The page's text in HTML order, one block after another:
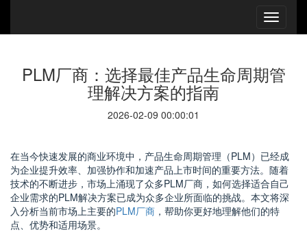
PLM厂商：选择最佳产品生命周期管
理解决方案的指南
2026-02-09 00:00:01
在当今快速发展的商业环境中，产品生命周期管理（PLM）已经成
为企业提升效率、加强协作和加速产品上市时间的重要方法。随着
技术的不断进步，市场上涌现了众多PLM厂商，如何选择适合自己
企业需求的PLM解决方案已成为众多企业所面临的挑战。本文将深
入分析当前市场上主要的PLM厂商 ，帮助你更好地理解他们的特
点、优势和适用场景。